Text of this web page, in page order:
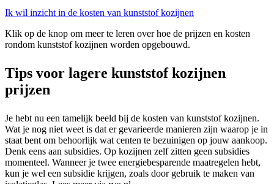
Ik wil inzicht in de kosten van kunststof kozijnen
Klik op de knop om meer te leren over hoe de prijzen en kosten
rondom kunststof kozijnen worden opgebouwd.
Tips voor lagere kunststof kozijnen
prijzen
Je hebt nu een tamelijk beeld bij de kosten van kunststof kozijnen.
Wat je nog niet weet is dat er gevarieerde manieren zijn waarop je in
staat bent om behoorlijk wat centen te bezuinigen op jouw aankoop.
Denk eens aan subsidies. Op kozijnen zelf zitten geen subsidies
momenteel. Wanneer je twee energiebesparende maatregelen hebt,
kun je wel een subsidie krijgen, zoals door gebruik te maken van